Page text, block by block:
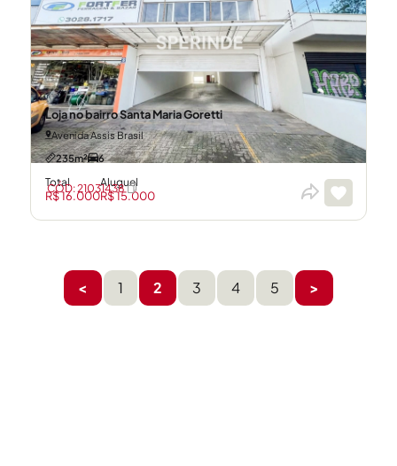
Loja no bairro Santa Maria Goretti
Avenida Assis Brasil
235m²
6
Total
R$ 16.000
Aluguel
R$ 15.000
CÓD: 21031438
< 1 2 3 4 5 >